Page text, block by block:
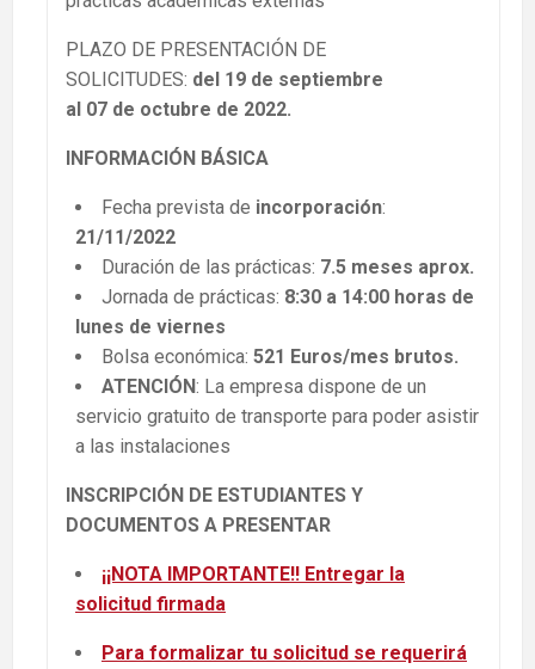
PLAZO DE PRESENTACIÓN DE
SOLICITUDES: del 19 de septiembre
al 07 de octubre de 2022.
INFORMACIÓN BÁSICA
Fecha prevista de incorporación:
21/11/2022
Duración de las prácticas: 7.5 meses aprox.
Jornada de prácticas: 8:30 a 14:00 horas de
lunes de viernes
Bolsa económica: 521 Euros/mes brutos.
ATENCIÓN: La empresa dispone de un
servicio gratuito de transporte para poder asistir
a las instalaciones
INSCRIPCIÓN DE ESTUDIANTES Y
DOCUMENTOS A PRESENTAR
¡¡NOTA IMPORTANTE!! Entregar la
solicitud firmada
Para formalizar tu solicitud se requerirá